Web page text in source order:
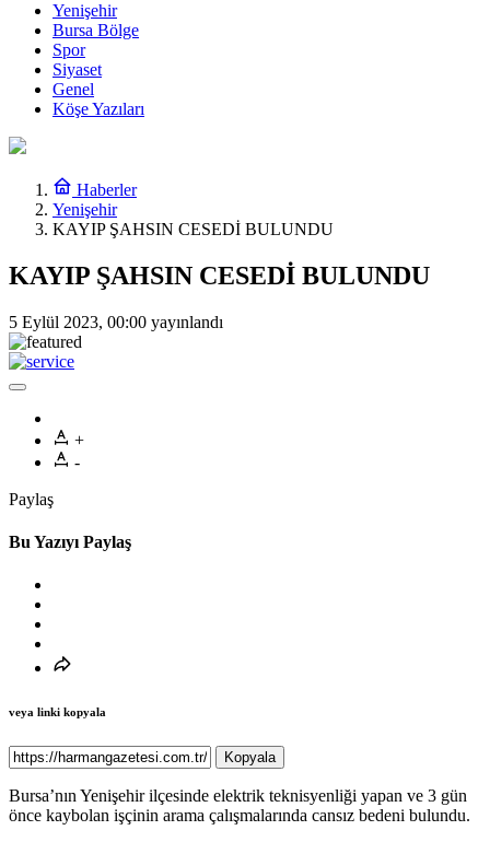
Yenişehir
Bursa Bölge
Spor
Siyaset
Genel
Köşe Yazıları
Haberler
Yenişehir
KAYIP ŞAHSIN CESEDİ BULUNDU
KAYIP ŞAHSIN CESEDİ BULUNDU
5 Eylül 2023, 00:00 yayınlandı
+
-
Paylaş
Bu Yazıyı Paylaş
veya linki kopyala
Kopyala
Bursa’nın Yenişehir ilçesinde elektrik teknisyenliği yapan ve 3 gün
önce kaybolan işçinin arama çalışmalarında cansız bedeni bulundu.